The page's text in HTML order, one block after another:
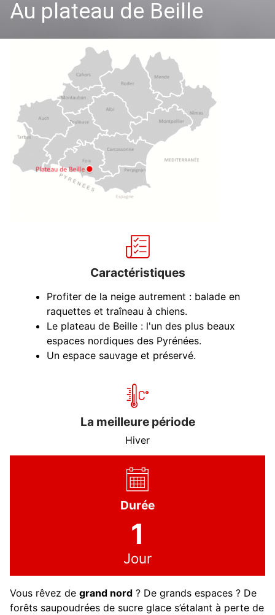
Au plateau de Beille
Caractéristiques
Profiter de la neige autrement : balade en
raquettes et traîneau à chiens.
Le plateau de Beille : l'un des plus beaux
espaces nordiques des Pyrénées.
Un espace sauvage et préservé.
La meilleure période
Hiver
Durée
1
Jour
Vous rêvez de grand nord ? De grands espaces ? De
forêts saupoudrées de sucre glace s’étalant à perte de